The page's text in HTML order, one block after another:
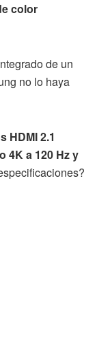
color
de un
no lo haya
HDMI 2.1
4K a 120 Hz y